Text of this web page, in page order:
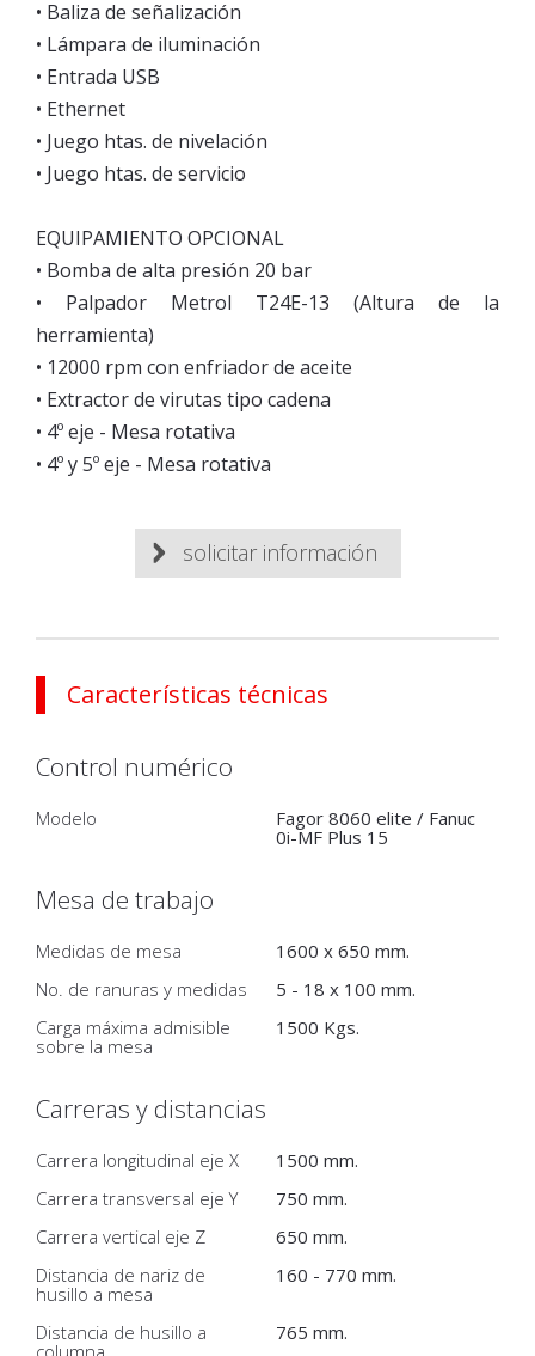
• Baliza de señalización
• Lámpara de iluminación
• Entrada USB
• Ethernet
• Juego htas. de nivelación
• Juego htas. de servicio
EQUIPAMIENTO OPCIONAL
• Bomba de alta presión 20 bar
• Palpador Metrol T24E-13 (Altura de la
herramienta)
• 12000 rpm con enfriador de aceite
• Extractor de virutas tipo cadena
• 4º eje - Mesa rotativa
• 4º y 5º eje - Mesa rotativa
solicitar información
Características técnicas
Control numérico
Modelo
Fagor 8060 elite / Fanuc
0i-MF Plus 15
Mesa de trabajo
Medidas de mesa
1600 x 650 mm.
No. de ranuras y medidas
5 - 18 x 100 mm.
Carga máxima admisible
sobre la mesa
1500 Kgs.
Carreras y distancias
Carrera longitudinal eje X
1500 mm.
Carrera transversal eje Y
750 mm.
Carrera vertical eje Z
650 mm.
Distancia de nariz de
husillo a mesa
160 - 770 mm.
Distancia de husillo a
765 mm.